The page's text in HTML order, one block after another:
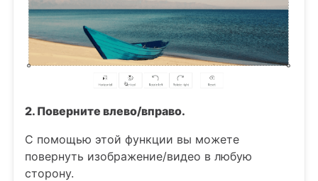
2. Поверните влево/вправо.
С помощью этой функции вы можете
повернуть изображение/видео в любую
сторону.